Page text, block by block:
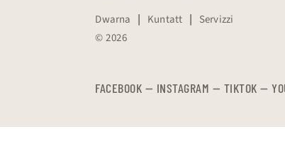
Dwarna | Kuntatt | Servizzi
© 2026
FACEBOOK — INSTAGRAM — TIKTOK —